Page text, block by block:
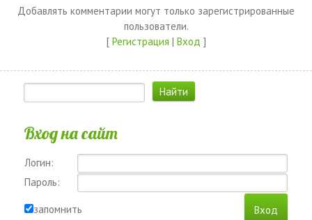
Добавлять комментарии могут только зарегистрированные
пользователи.
[ Регистрация | Вход ]
Вход на сайт
Логин:
Пароль:
запомнить